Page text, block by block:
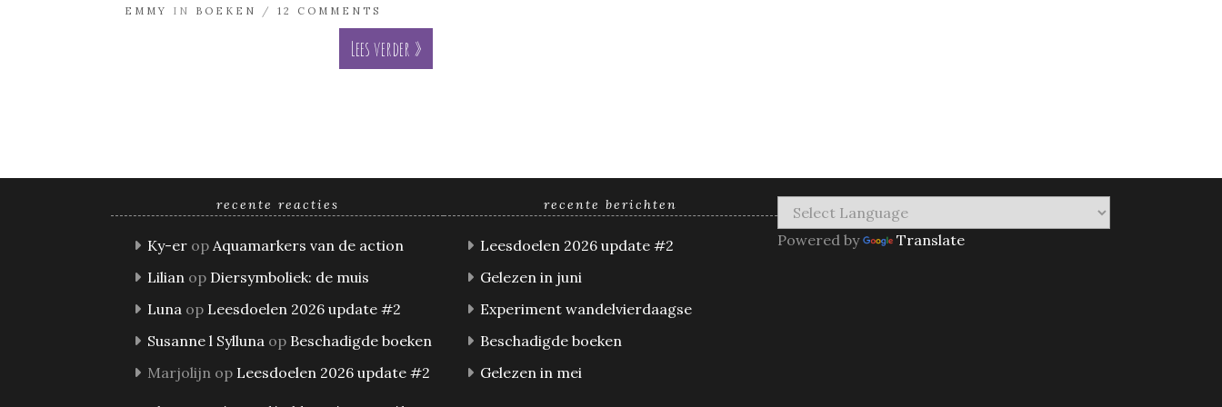
EMMY
IN BOEKEN / 12 COMMENTS
Lees verder »
recente reacties
Ky-er op Aquamarkers van de action
Lilian op Diersymboliek: de muis
Luna op Leesdoelen 2026 update #2
Susanne l Sylluna op Beschadigde boeken
Marjolijn op Leesdoelen 2026 update #2
recente berichten
Leesdoelen 2026 update #2
Gelezen in juni
Experiment wandelvierdaagse
Beschadigde boeken
Gelezen in mei
Powered by Translate